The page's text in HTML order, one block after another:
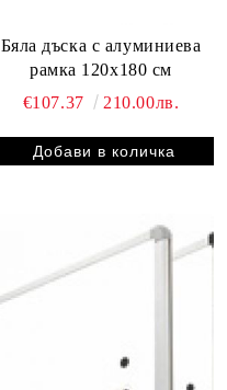
Бяла дъска с алуминиева
рамка 120х180 см
€107.37
210.00лв.